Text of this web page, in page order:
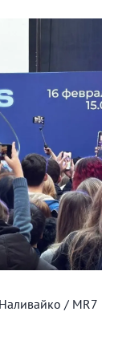
/ MR7